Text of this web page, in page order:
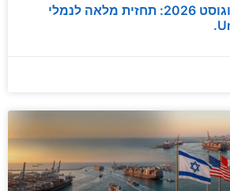
מדד העיכובים אוגוסט 2026: תחזית מלאה לנמלי